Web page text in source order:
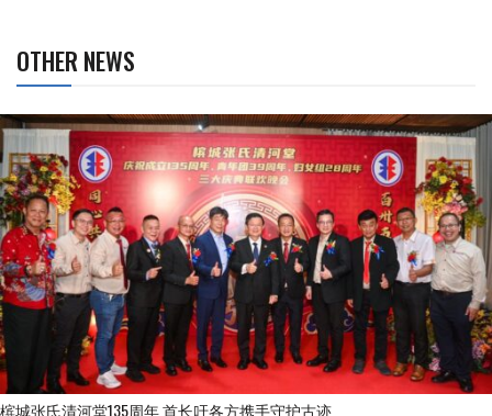
OTHER NEWS
槟城张氏清河堂135周年 首长吁各方携手守护古迹